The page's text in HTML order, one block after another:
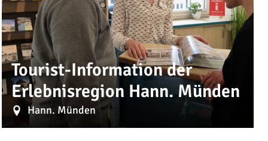
Tourist-Information der
Erlebnisregion Hann. Münden
Hann. Münden